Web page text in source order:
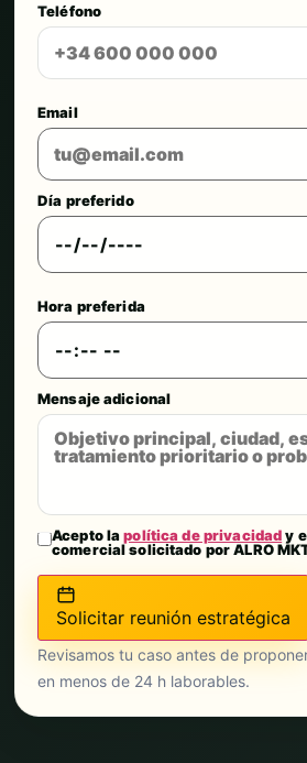
Teléfono
Email
Día preferido
Hora preferida
Mensaje adicional
Acepto lapolítica de privacidady
comercial solicitado por ALRO MKT
Solicitar reunión estratégica
Revisamos tu caso antes de
en menos de 24 h laborables.